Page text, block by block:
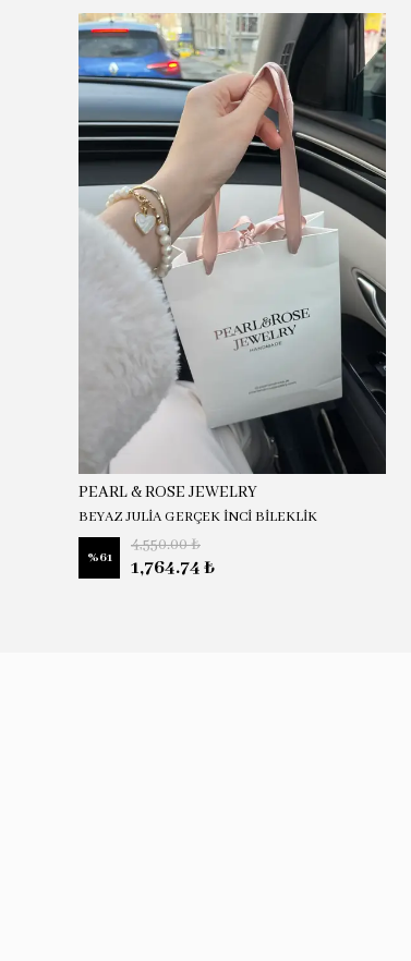
PEARL & ROSE JEWELRY
BEYAZ JULİA GERÇEK İNCİ BİLEKLİK
%61
4,550.00 ₺
1,764.74 ₺